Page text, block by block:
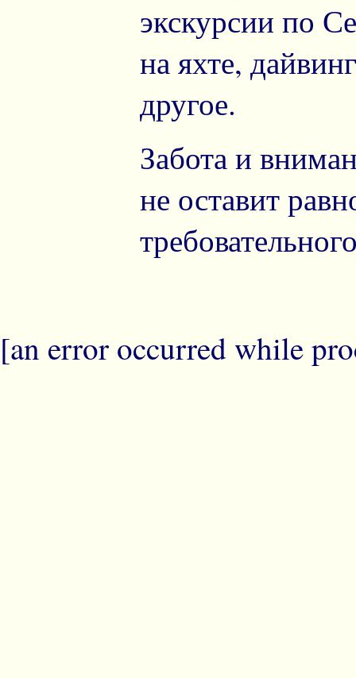
экскурсии по
на яхте,
другое.
Забота и
не оставит
[an error occurred while